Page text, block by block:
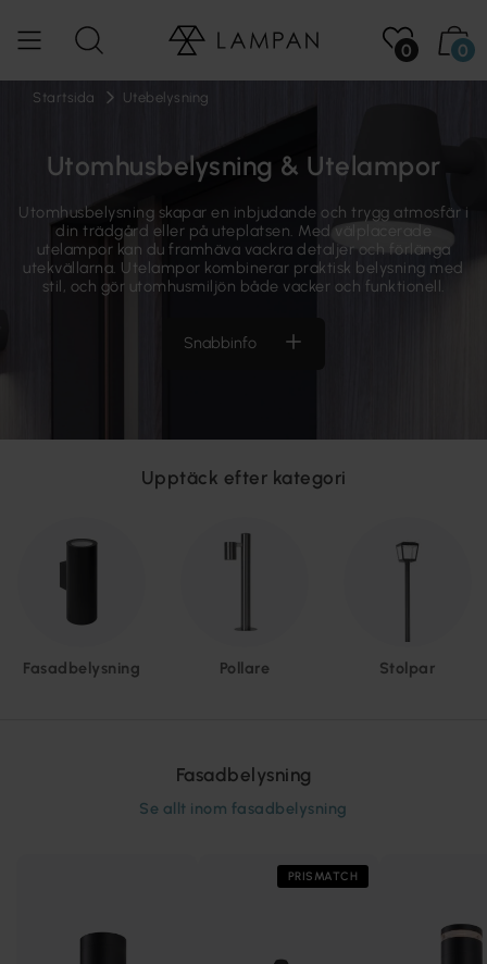
0 0
Startsida Utebelysning
Utomhusbelysning & Utelampor
Utomhusbelysning skapar en inbjudande och trygg atmosfär i
din trädgård eller på uteplatsen. Med välplacerade
utelampor kan du framhäva vackra detaljer och förlänga
utekvällarna. Utelampor kombinerar praktisk belysning med
stil, och gör utomhusmiljön både vacker och funktionell.
Snabbinfo
Upptäck efter kategori
Fasadbelysning Pollare Stolpar
Fasadbelysning
Se allt inom fasadbelysning
PRISMATCH